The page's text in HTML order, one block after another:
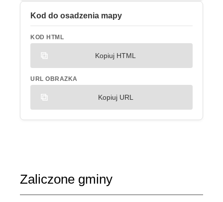
Kod do osadzenia mapy
KOD HTML
Kopiuj HTML
URL OBRAZKA
Kopiuj URL
Zaliczone gminy